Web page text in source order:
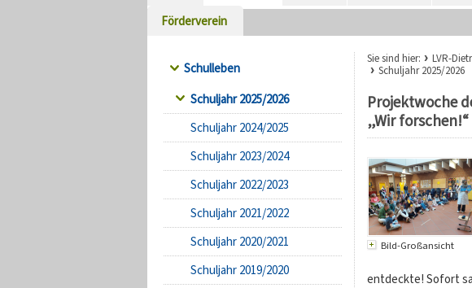
Förderverein
Schulleben
Schuljahr 2025/2026
Schuljahr 2024/2025
Schuljahr 2023/2024
Schuljahr 2022/2023
Schuljahr 2021/2022
Schuljahr 2020/2021
Schuljahr 2019/2020
Sie sind hier: LVR-
Schuljahr 2025/2026
Projektwoche
„Wir
Bild-Großansicht
entdeckte! Sofort